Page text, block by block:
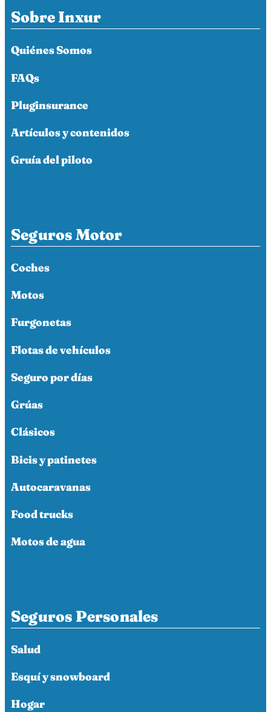
Sobre Inxur
Quiénes Somos
FAQs
Pluginsurance
Artículos y contenidos
Gruía del piloto
Seguros Motor
Coches
Motos
Furgonetas
Flotas de vehículos
Seguro por días
Grúas
Clásicos
Bicis y patinetes
Autocaravanas
Food trucks
Motos de agua
Seguros Personales
Salud
Esquí y snowboard
Hogar